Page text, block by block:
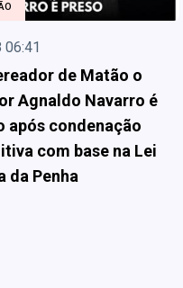
de Matão o
Agnaldo Navarro é
após condenação
com base na Lei
da Penha